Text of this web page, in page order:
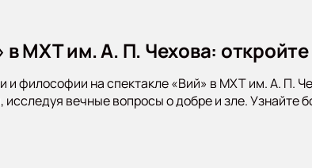
МХТ им. А. П. Чехова:
и философии на спектакле «Вий» в МХТ им. А. П.
исследуя вечные вопросы о добре и зле.